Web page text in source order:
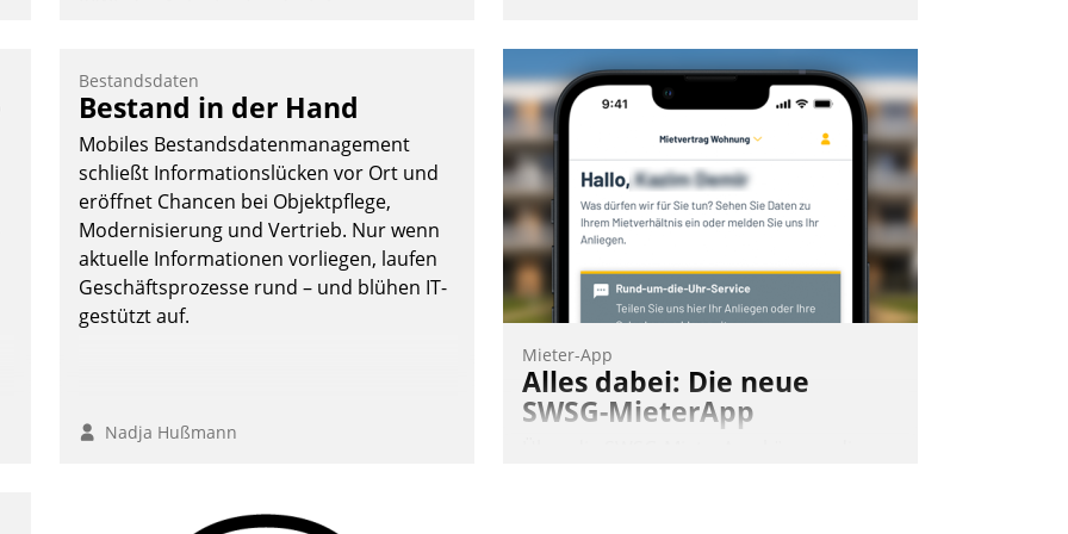
Softwareentwicklungshaus Datatrain.
Andreas Lerchner
Doch man darf nicht zu viel erwarten:
Allein mit der Einführung einer neuen
Software ist es nicht getan. Die
Digitalisierung erfordert von
Unternehmen die Bereitschaft, sich zu
überprüfen, zu hinterfragen und zu
verändern.
Bestandsdaten
Bestand in der Hand
Mobiles Bestandsdatenmanagement
schließt Informationslücken vor Ort und
eröffnet Chancen bei Objektpflege,
Modernisierung und Vertrieb. Nur wenn
aktuelle Informationen vorliegen, laufen
Geschäftsprozesse rund – und blühen IT-
gestützt auf.
Nadja Hußmann
Mieter-App
Alles dabei: Die neue
SWSG-MieterApp